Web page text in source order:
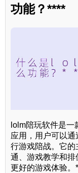
功能？****
lolm陪玩软件是
应用，用户可以
行游戏陪战。它
通、游戏教学和
更好的游戏体验。